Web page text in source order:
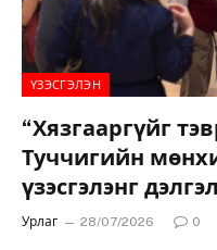
ҮЗЭСГЭЛЭН
“Хязгааргүйг
Туччигийн
үзэсгэлэнг
Урлаг 28/07/2026 0